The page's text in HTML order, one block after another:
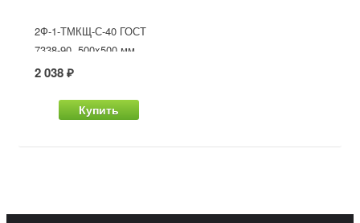
2Ф-1-ТМКЩ-С-40 ГОСТ
7338-90, 500x500 мм
2 038 ₽
Купить